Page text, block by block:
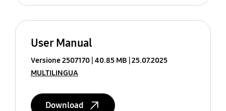
User Manual
Versione 2507170 40.85 MB 25.07.2025
MULTILINGUA
Download